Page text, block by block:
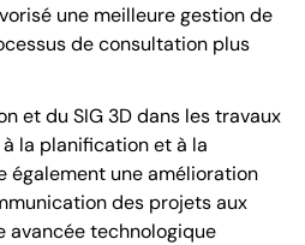
une meilleure gestion de
de consultation plus
et du SIG 3D dans les travaux
la planification et à la
également une amélioration
des projets aux
avancée technologique